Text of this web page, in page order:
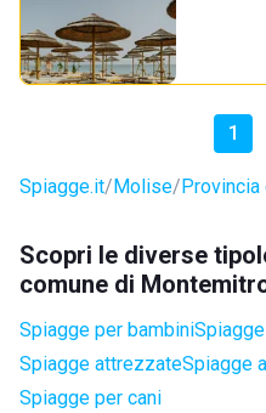
1
Spiagge.it Molise Provincia
Scopri le diverse
comune di
Spiagge per bambini
Spiagge attrezzateSpiagge
Spiagge per cani